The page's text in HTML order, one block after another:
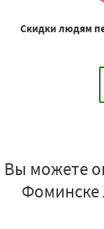
Скидки людям
Вы можете